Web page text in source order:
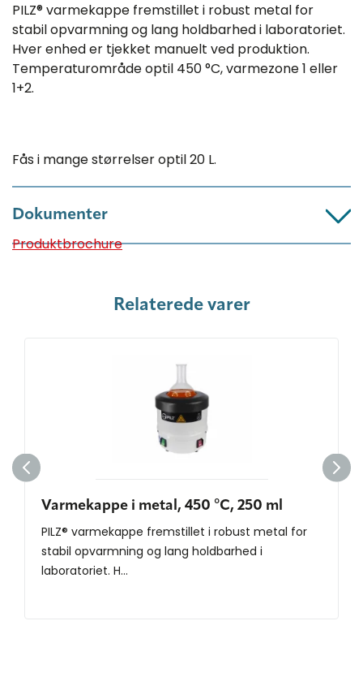
PILZ® varmekappe fremstillet i robust metal for
stabil opvarmning og lang holdbarhed i laboratoriet.
Hver enhed er tjekket manuelt ved produktion.
Temperaturområde optil 450 °C, varmezone 1 eller
1+2.
Fås i mange størrelser optil 20 L.
Dokumenter
Produktbrochure
Relaterede varer
Varmekappe i metal, 450 °C, 250 ml
PILZ® varmekappe fremstillet i robust metal for
stabil opvarmning og lang holdbarhed i
laboratoriet. H...